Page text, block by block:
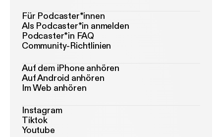
Für Podcaster*innen
Als Podcaster*in anmelden
Podcaster*in FAQ
Community-Richtlinien
Auf dem iPhone anhören
Auf Android anhören
Im Web anhören
Instagram
Tiktok
Youtube